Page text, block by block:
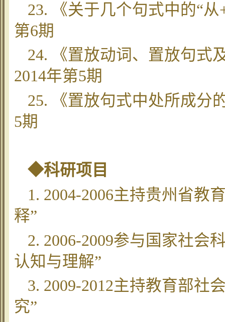
23. 《关于几个句式中的“
第6期
24. 《置放动词、置放句式
2014年第5期
25. 《置放句式中处所成分
5期
◆科研项目
1. 2004-2006主持贵州省教
释”
2. 2006-2009参与国家社会
认知与理解”
3. 2009-2012主持教育部社
究”